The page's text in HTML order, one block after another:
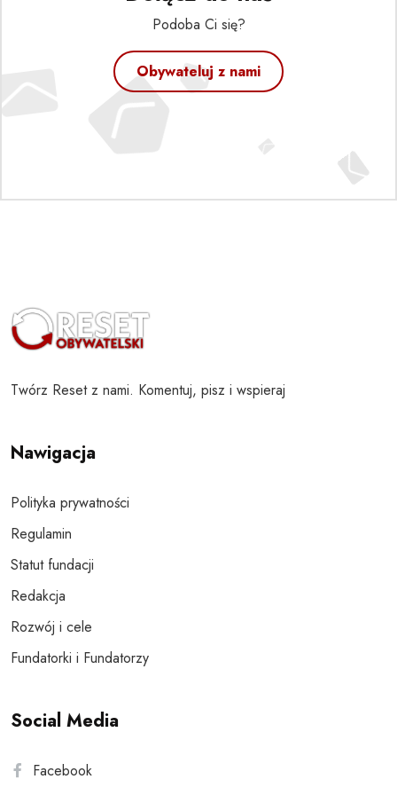
Podoba Ci się?
Obywateluj z nami
Twórz Reset z nami. Komentuj, pisz i wspieraj
Nawigacja
Polityka prywatności
Regulamin
Statut fundacji
Redakcja
Rozwój i cele
Fundatorki i Fundatorzy
Social Media
Facebook